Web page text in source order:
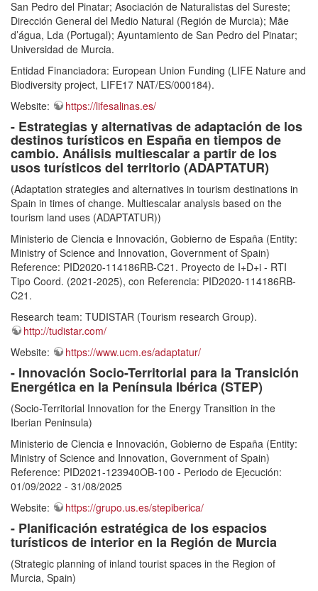
San Pedro del Pinatar; Asociación de Naturalistas del Sureste;
Dirección General del Medio Natural (Región de Murcia); Mãe
d’água, Lda (Portugal); Ayuntamiento de San Pedro del Pinatar;
Universidad de Murcia.
Entidad Financiadora: European Union Funding (LIFE Nature and
Biodiversity project, LIFE17 NAT/ES/000184).
Website:
https://lifesalinas.es/
- Estrategias y alternativas de adaptación de los
destinos turísticos en España en tiempos de
cambio. Análisis multiescalar a partir de los
usos turísticos del territorio (ADAPTATUR)
(Adaptation strategies and alternatives in tourism destinations in
Spain in times of change. Multiescalar analysis based on the
tourism land uses (ADAPTATUR))
Ministerio de Ciencia e Innovación, Gobierno de España (Entity:
Ministry of Science and Innovation, Government of Spain)
Reference: PID2020-114186RB-C21. Proyecto de I+D+i - RTI
Tipo Coord. (2021-2025), con Referencia: PID2020-114186RB-
C21.
Research team: TUDISTAR (Tourism research Group).
http://tudistar.com/
Website:
https://www.ucm.es/adaptatur/
- Innovación Socio-Territorial para la Transición
Energética en la Península Ibérica (STEP)
(Socio-Territorial Innovation for the Energy Transition in the
Iberian Peninsula)
Ministerio de Ciencia e Innovación, Gobierno de España (Entity:
Ministry of Science and Innovation, Government of Spain)
Reference: PID2021-123940OB-100 - Periodo de Ejecución:
01/09/2022 - 31/08/2025
Website:
https://grupo.us.es/stepiberica/
- Planificación estratégica de los espacios
turísticos de interior en la Región de Murcia
(Strategic planning of inland tourist spaces in the Region of
Murcia, Spain)